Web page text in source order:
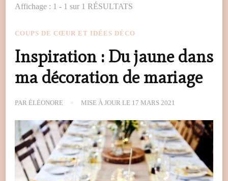
Affichage : 1 - 1 sur 1 RÉSULTATS
COUPS DE CŒUR ET IDÉES DÉCO
Inspiration : Du jaune dans
ma décoration de mariage
PAR ÉLÉONORE MISE À JOUR LE 17 MARS 2021